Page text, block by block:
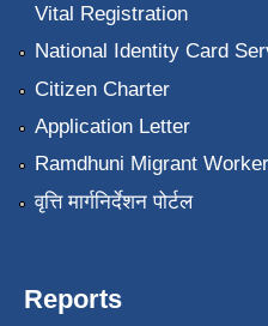
Vital Registration
National Identity Card
Citizen Charter
Application Letter
Ramdhuni Migrant
वृत्ति मार्गनिर्देशन पोर्टल
Reports